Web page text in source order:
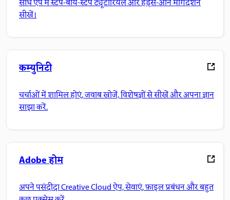
सीधे ऐप में स्टेप-बाय-स्टेप ट्यूटोरियल और हैंड्स-ऑन मार्गदर्शन
सीखें।
कम्युनिटी
चर्चाओं में शामिल होएं, जवाब खोजें, विशेषज्ञों से सीखें और अपना ज्ञान
साझा करें.
Adobe होम
अपने पसंदीदा Creative Cloud ऐप, सेवाएं, फ़ाइल प्रबंधन और बहुत